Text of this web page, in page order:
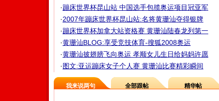
·蹦床世界杯昆山站 中国选手包揽奥运项目冠亚军
·2007年蹦床世界杯昆山站:名将黄珊汕夺得银牌
·蹦床世界杯加拿大站资格赛 黄珊汕陆春龙列第一
·黄珊汕BLOG:享受竞技体育-搜狐2008奥运
·黄珊汕披翅膀飞向奥运 孝顺女儿生日给妈妈许愿
·图文:亚运蹦床女子个人赛 黄珊汕比赛精彩瞬间
我来说两句 全部跟帖 精华帖